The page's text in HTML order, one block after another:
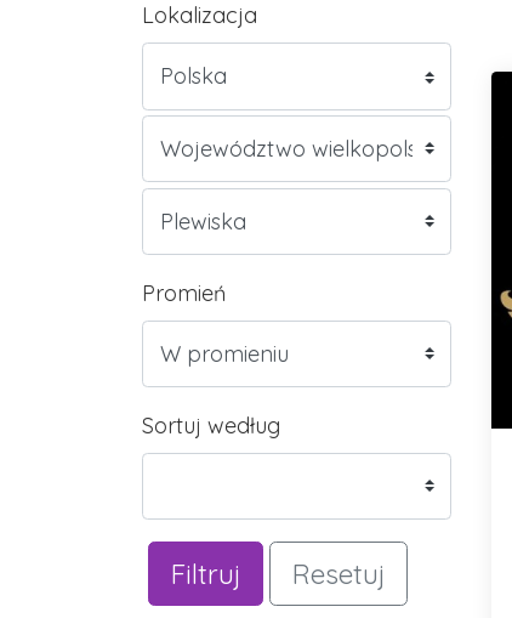
Lokalizacja
Promień
Sortuj według
Filtruj Resetuj